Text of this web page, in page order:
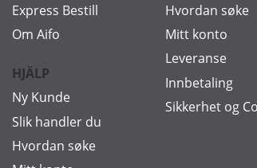
Express Bestill
Om Aifo
HJÄLP
Ny Kunde
Slik handler du
Hvordan søke
Hvordan søke
Mitt konto
Leveranse
Innbetaling
Sikkerhet og